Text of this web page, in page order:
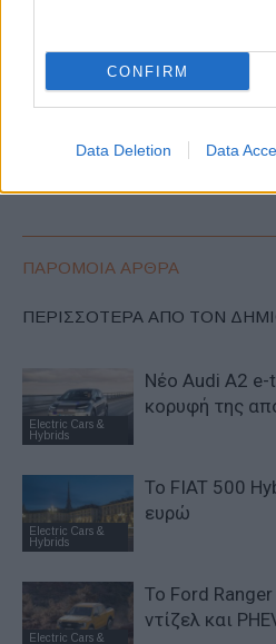
CONFIRM
Data Deletion Data
Προηγούμενο άρθρο
electric: Αποκάλυψη εκ των
ΠΑΡΟΜΟΙΑ ΑΡΘΡΑ
ΠΕΡΙΣΣΟΤΕΡΑ ΑΠΟ ΤΟΝ
Electric Cars &
Hybrids
Νέο Audi A2 e-
κορυφή της
Electric Cars &
Hybrids
Το FIAT 500
ευρώ
Electric Cars &
Το Ford
ντίζελ και